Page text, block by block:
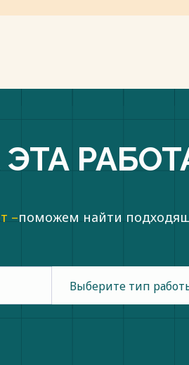
–поможем найти
Выберите тип